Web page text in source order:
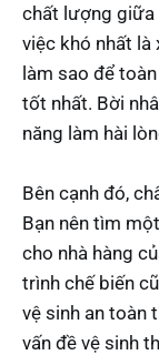
chất lượng giữa
việc khó nhất là
làm sao để
tốt nhất. Bời
năng làm hài
Bên cạnh đó,
Bạn nên tìm
cho nhà hàng
trình chế biến
vệ sinh an toàn
vấn đề vệ sinh